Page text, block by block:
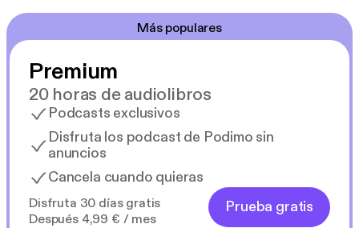
Más populares
Premium
20 horas de audiolibros
Podcasts exclusivos
Disfruta los podcast de Podimo sin
anuncios
Cancela cuando quieras
Disfruta 30 días gratis
Después 4,99 € / mes
Prueba gratis